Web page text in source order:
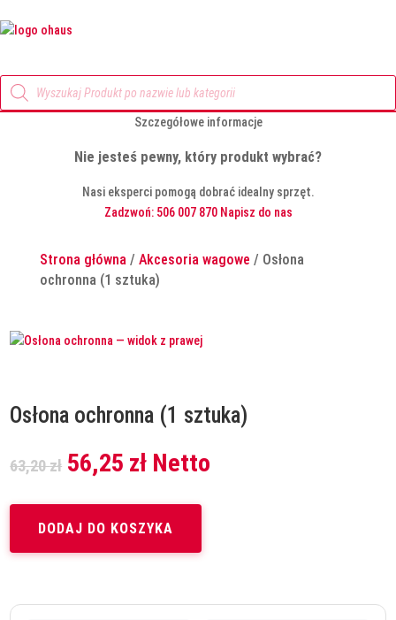
Wyszukiwarka
produktów
Szczegółowe informacje
Nie jesteś pewny, który produkt wybrać?
Nasi eksperci pomogą dobrać idealny sprzęt.
Zadzwoń: 506 007 870 Napisz do nas
Strona główna / Akcesoria wagowe / Osłona
ochronna (1 sztuka)
Osłona ochronna (1 sztuka)
63,20zł Pierwotna
cena
wynosiła:
63,20 zł.
56,25 złAktualna
wynosi:
56,25 zł.
Netto
DODAJ DO KOSZYKA